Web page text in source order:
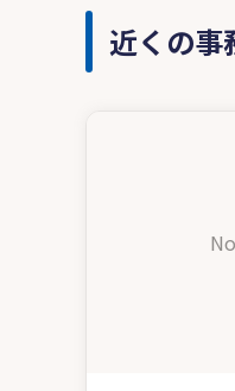
近くの事